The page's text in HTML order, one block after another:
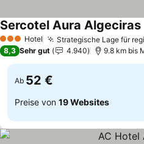
3 SterneHotel Strategische Lage für
Sercotel Aura Algeciras
8,3 Sehr gut 4.940 9.8 km bis
Ab 52 €
Preise von 19 Websites